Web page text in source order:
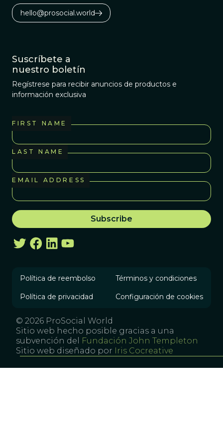
hello@prosocial.world
Suscríbete a
nuestro boletín
Regístrese para recibir anuncios de productos e
información exclusiva
FIRST NAME
LAST NAME
EMAIL ADDRESS
Política de reembolso Términos y condiciones
Política de privacidad Configuración de cookies
© 2026 ProSocial World
Sitio web hecho posible gracias a una
subvención del
Fundación John Templeton
Sitio web diseñado por Iris Cocreative